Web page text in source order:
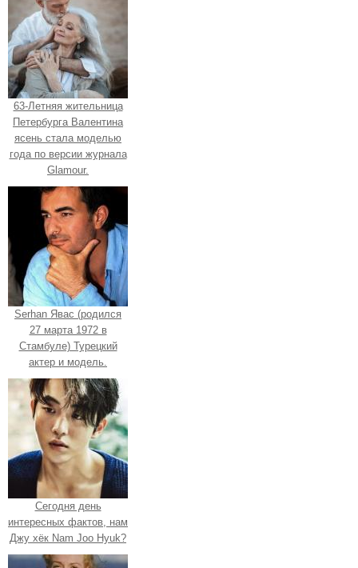
63-Летняя жительница
Петербурга Валентина
ясень стала моделью
года по версии журнала
Glamour.
Serhan Явас (родился
27 марта 1972 в
Стамбуле) Турецкий
актер и модель.
Сегодня день
интересных фактов, нам
Джу хёк Nam Joo Hyuk?